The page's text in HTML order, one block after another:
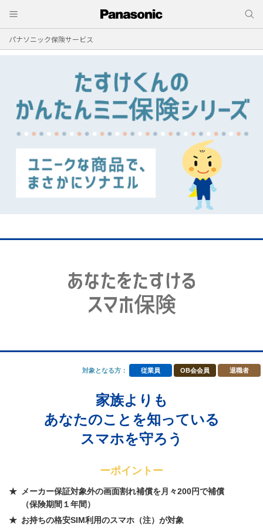
パナソニック保険サービス
対象となる方： 従業員 OB会会員 退職者
家族よりも
あなたのことを知っている
スマホを守ろう
ーポイントー
メーカー保証対象外の画面割れ補償を月々200円で補償
（保険期間１年間）
お持ちの格安SIM利用のスマホ（注）が対象